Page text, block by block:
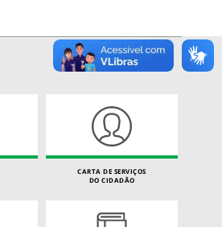
CARTA DE SERVIÇOS
DO CIDADÃO